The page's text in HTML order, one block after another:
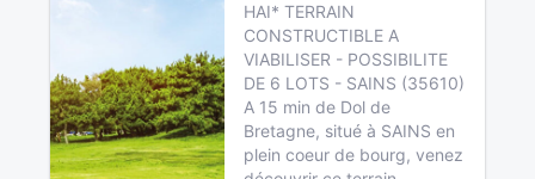
HAI* TERRAIN
CONSTRUCTIBLE A
VIABILISER - POSSIBILITE
DE 6 LOTS - SAINS (35610)
A 15 min de Dol de
Bretagne, situé à SAINS en
plein coeur de bourg, venez